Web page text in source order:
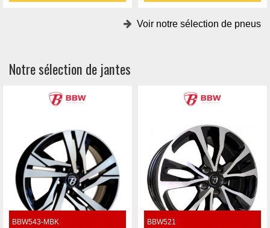
Voir notre sélection de pneus
Notre sélection de jantes
BBW543-MBK
BBW521